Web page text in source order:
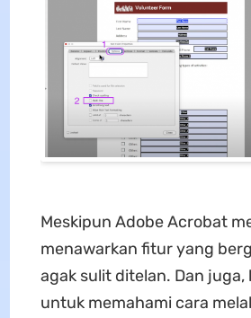
Meskipun Adobe Acrobat
menawarkan fitur yang
agak sulit ditelan. Dan juga,
untuk memahami cara